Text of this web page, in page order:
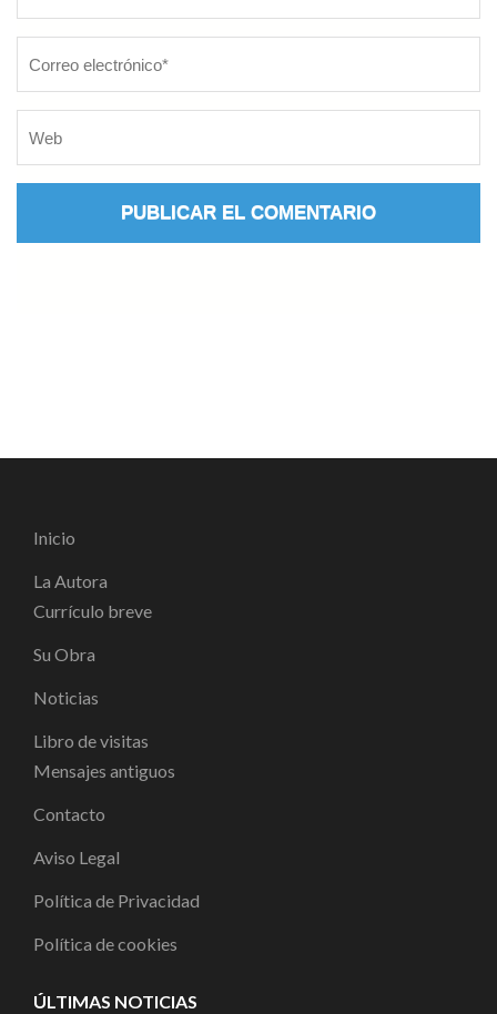
Inicio
La Autora
Currículo breve
Su Obra
Noticias
Libro de visitas
Mensajes antiguos
Contacto
Aviso Legal
Política de Privacidad
Política de cookies
ÚLTIMAS NOTICIAS